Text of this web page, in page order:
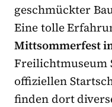
geschmückter
Eine tolle
Mittsommerfest
Freilichtmuseum
offiziellen
finden dort